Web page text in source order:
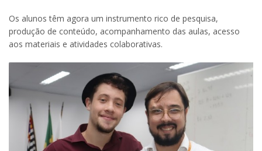
Os alunos têm agora um instrumento rico de pesquisa,
produção de conteúdo, acompanhamento das aulas, acesso
aos materiais e atividades colaborativas.